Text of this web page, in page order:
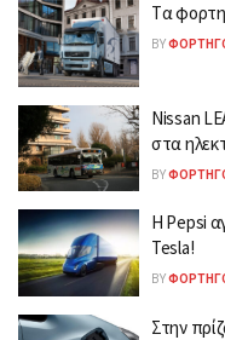
Tα
BY
Nissan
στα
BY
Η Pepsi
Tesla!
BY
Στην